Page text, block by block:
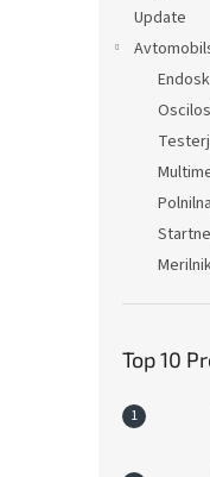
Update
Top 10